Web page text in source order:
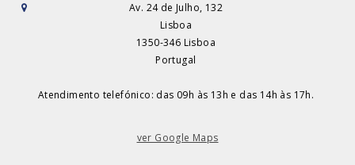
Av. 24 de Julho, 132
Lisboa
1350-346 Lisboa
Portugal
Atendimento telefónico: das 09h às 13h e das 14h às 17h.
ver Google Maps